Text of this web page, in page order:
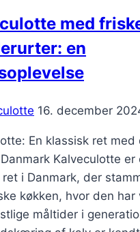
med
en
16. december
En klassisk ret med
Kalveculotte er
i Danmark, der
køkken, hvor den
måltider i